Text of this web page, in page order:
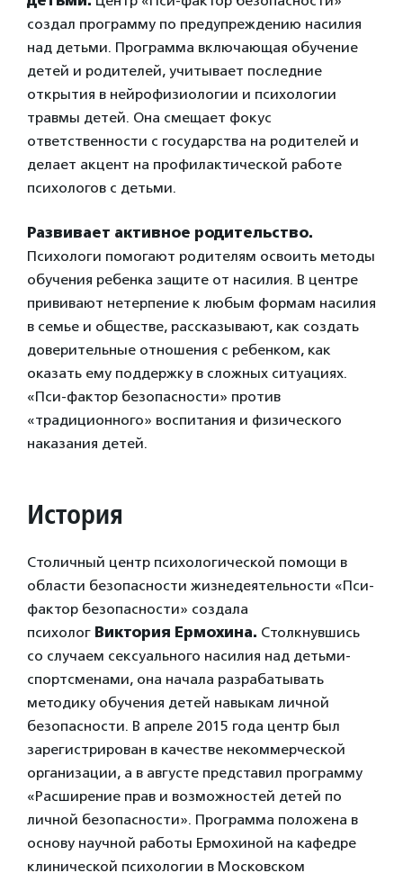
создал программу по предупреждению насилия
над детьми. Программа включающая обучение
детей и родителей, учитывает последние
открытия в нейрофизиологии и психологии
травмы детей. Она смещает фокус
ответственности с государства на родителей и
делает акцент на профилактической работе
психологов с детьми.
Развивает активное родительство.
Психологи помогают родителям освоить методы
обучения ребенка защите от насилия. В центре
прививают нетерпение к любым формам насилия
в семье и обществе, рассказывают, как создать
доверительные отношения с ребенком, как
оказать ему поддержку в сложных ситуациях.
«Пси-фактор безопасности» против
«традиционного» воспитания и физического
наказания детей.
История
Столичный центр психологической помощи в
области безопасности жизнедеятельности «Пси-
фактор безопасности» создала
психолог Виктория Ермохина. Столкнувшись
со случаем сексуального насилия над детьми-
спортсменами, она начала разрабатывать
методику обучения детей навыкам личной
безопасности. В апреле 2015 года центр был
зарегистрирован в качестве некоммерческой
организации, а в августе представил программу
«Расширение прав и возможностей детей по
личной безопасности». Программа положена в
основу научной работы Ермохиной на кафедре
клинической психологии в Московском